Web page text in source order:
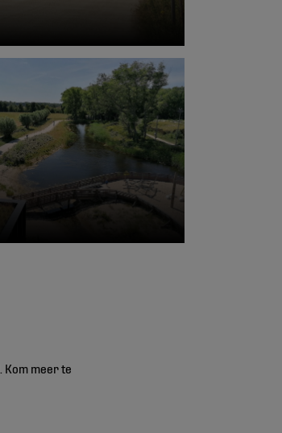
. Kom meer te